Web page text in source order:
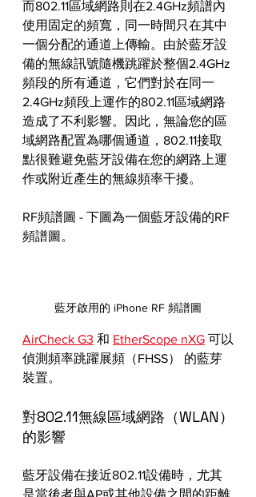
而802.11區域網路則在2.4GHz頻譜內
使用固定的頻寬，同一時間只在其中
一個分配的通道上傳輸。由於藍牙設
備的無線訊號隨機跳躍於整個2.4GHz
頻段的所有通道，它們對於在同一
2.4GHz頻段上運作的802.11區域網路
造成了不利影響。因此，無論您的區
域網路配置為哪個通道，802.11接取
點很難避免藍牙設備在您的網路上運
作或附近產生的無線頻率干擾。
RF頻譜圖 - 下圖為一個藍牙設備的RF
頻譜圖。
藍牙啟用的 iPhone RF 頻譜圖
AirCheck G3 和 EtherScope nXG 可以
偵測頻率跳躍展頻（FHSS） 的藍芽
裝置。
對802.11無線區域網路（WLAN）
的影響
藍牙設備在接近802.11設備時，尤其